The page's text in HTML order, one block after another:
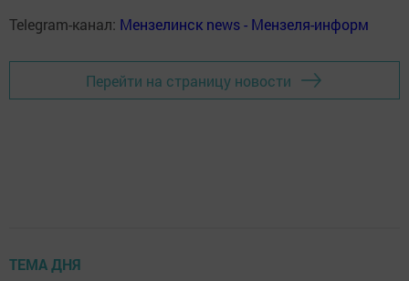
Telegram-канал: Мензелинск news - Мензеля-информ
Перейти на страницу новости
ТЕМА ДНЯ